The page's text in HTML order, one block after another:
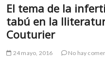
El tema de la
tabú en la
Couturier
24 mayo, 2016 No hay